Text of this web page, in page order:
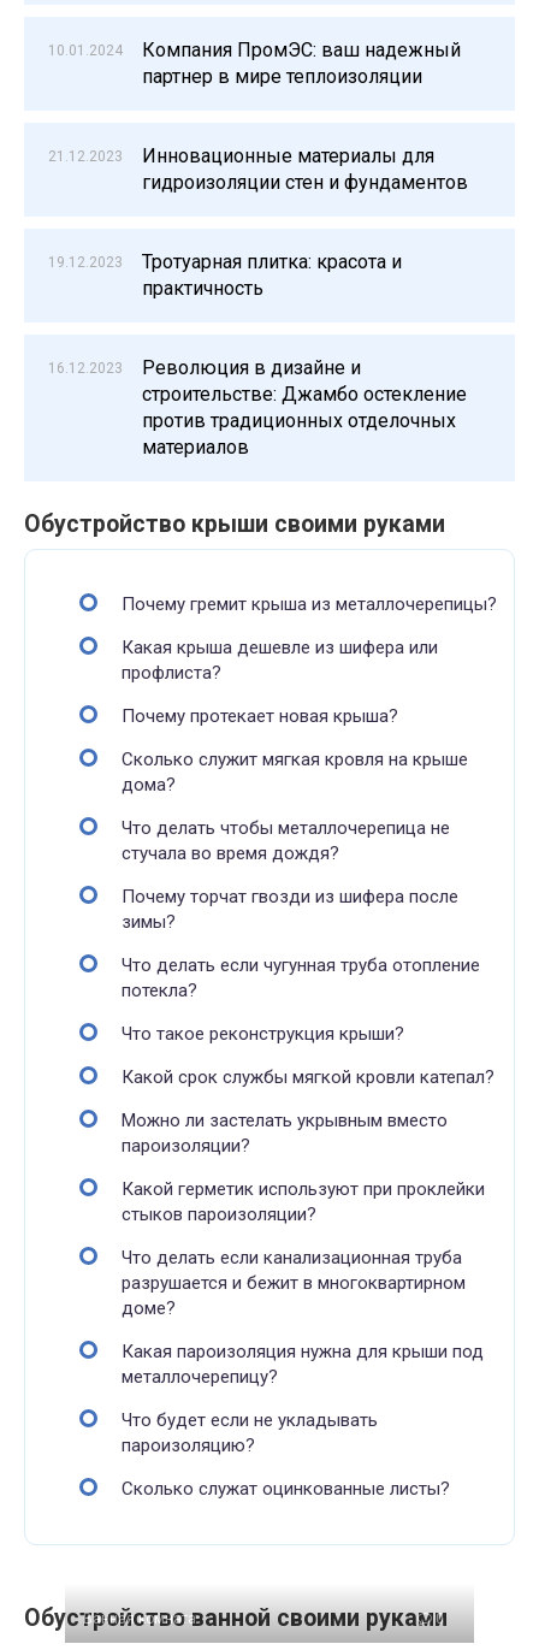
10.01.2024
Компания ПромЭС: ваш надежный
партнер в мире теплоизоляции
21.12.2023
Инновационные материалы для
гидроизоляции стен и фундаментов
19.12.2023
Тротуарная плитка: красота и
практичность
16.12.2023
Революция в дизайне и
строительстве: Джамбо остекление
против традиционных отделочных
материалов
Обустройство крыши своими руками
Почему гремит крыша из металлочерепицы?
Какая крыша дешевле из шифера или
профлиста?
Почему протекает новая крыша?
Сколько служит мягкая кровля на крыше
дома?
Что делать чтобы металлочерепица не
стучала во время дождя?
Почему торчат гвозди из шифера после
зимы?
Что делать если чугунная труба отопление
потекла?
Что такое реконструкция крыши?
Какой срок службы мягкой кровли катепал?
Можно ли застелать укрывным вместо
пароизоляции?
Какой герметик используют при проклейки
стыков пароизоляции?
Что делать если канализационная труба
разрушается и бежит в многоквартирном
доме?
Какая пароизоляция нужна для крыши под
металлочерепицу?
Что будет если не укладывать
пароизоляцию?
Сколько служат оцинкованные листы?
Обустройство ванной своими руками
Ванная комната 0